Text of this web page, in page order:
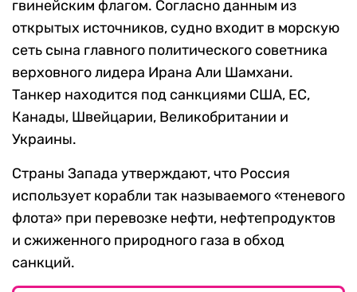
гвинейским флагом. Согласно данным из
открытых источников, судно входит в морскую
сеть сына главного политического советника
верховного лидера Ирана Али Шамхани.
Танкер находится под санкциями США, ЕС,
Канады, Швейцарии, Великобритании и
Украины.
Страны Запада утверждают, что Россия
использует корабли так называемого «теневого
флота» при перевозке нефти, нефтепродуктов
и сжиженного природного газа в обход
санкций.